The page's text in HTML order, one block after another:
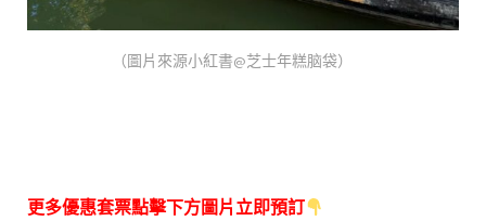
（圖片來源小紅書@芝士年糕脑袋）
更多優惠套票點擊下方圖片立即預訂